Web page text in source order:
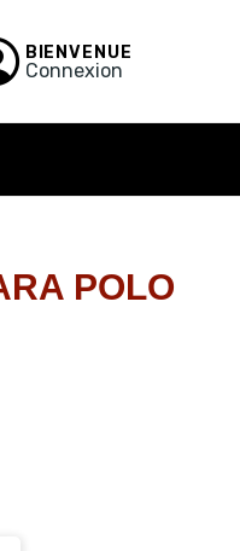
BIENVENUE
Connexion
POLO